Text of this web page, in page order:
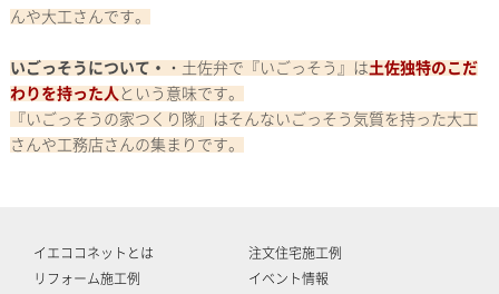
んや大工さんです。
いごっそうについて・ ・土佐弁で『いごっそう』は土佐独特のこだ
わりを持った人 という意味です。
『いごっそうの家つくり隊』はそんないごっそう気質を持った大工
さんや工務店さんの集まりです。
イエココネットとは
注文住宅施工例
リフォーム施工例
イベント情報